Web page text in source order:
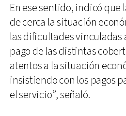
En ese sentido, indicó
de cerca la situación
las dificultades vinculadas
pago de las distintas
atentos a la situación
insistiendo con los pagos
el servicio”, señaló.